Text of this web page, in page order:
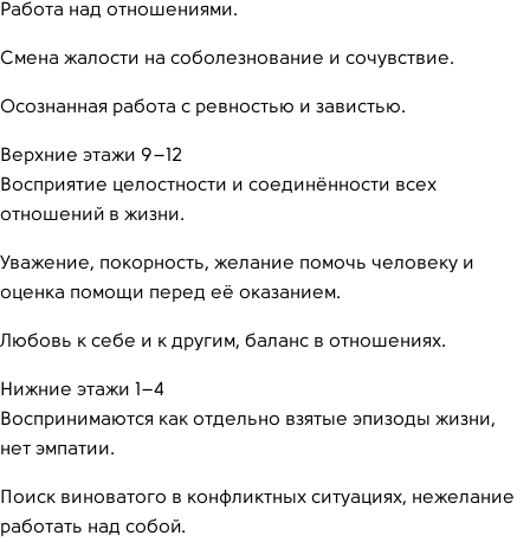
Работа над отношениями.
Смена жалости на соболезнование и сочувствие.
Осознанная работа с ревностью и завистью.
Верхние этажи 9–12
Восприятие целостности и соединённости всех
отношений в жизни.
Уважение, покорность, желание помочь человеку и
оценка помощи перед её оказанием.
Любовь к себе и к другим, баланс в отношениях.
Нижние этажи 1–4
Воспринимаются как отдельно взятые эпизоды жизни,
нет эмпатии.
Поиск виноватого в конфликтных ситуациях, нежелание
работать над собой.